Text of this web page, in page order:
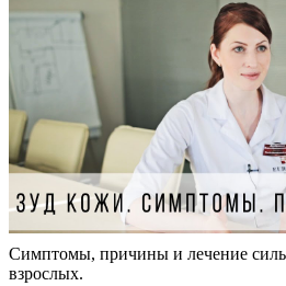
Симптомы, причины и лечение
взрослых.